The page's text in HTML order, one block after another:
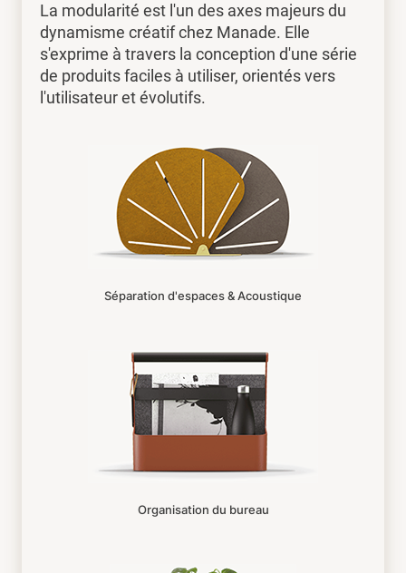
La modularité est l'un des axes majeurs du
dynamisme créatif chez Manade. Elle
s'exprime à travers la conception d'une série
de produits faciles à utiliser, orientés vers
l'utilisateur et évolutifs.
Séparation d'espaces & Acoustique
Organisation du bureau